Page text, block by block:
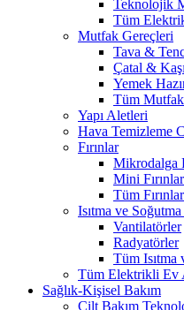
Teknolojik
Tüm
Mutfak Gereçleri
Tava &
Çatal &
Yemek
Tüm
Yapı Aletleri
Hava Temizleme
Fırınlar
Mikrodalga
Mini Fırınlar
Tüm Fırınlar
Isıtma ve
Vantilatörler
Radyatörler
Tüm Isıtma
Tüm Elektrikli Ev
Sağlık-Kişisel Bakım
Cilt Bakım